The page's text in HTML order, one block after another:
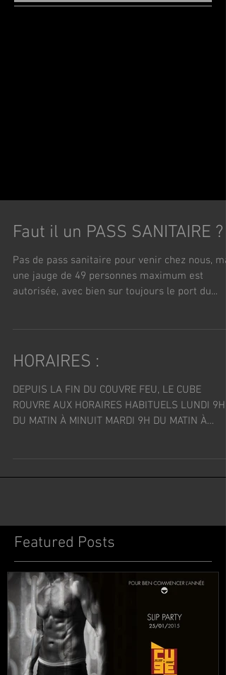
Faut il un PASS SANITAIRE ?
Pas de pass sanitaire pour venir chez nous,
une jauge de 49 personnes maximum est
autorisée, avec bien sur toujours le port du...
HORAIRES :
DEPUIS LA FIN DU COUVRE FEU, LE CUBE
ROUVRE AUX HORAIRES HABITUELS LUNDI 9H
DU MATIN À MINUIT MARDI 9H DU MATIN À
Featured Posts